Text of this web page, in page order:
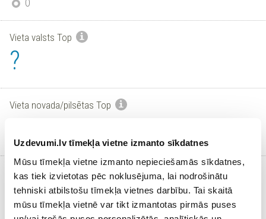
Uzdevumi.lv tīmekļa vietne izmanto sīkdatnes
Mūsu tīmekļa vietne izmanto nepieciešamās sīkdatnes,
kas tiek izvietotas pēc noklusējuma, lai nodrošinātu
tehniski atbilstošu tīmekļa vietnes darbību. Tai skaitā
mūsu tīmekļa vietnē var tikt izmantotas pirmās puses
0
Vieta valsts Top
?
Vieta novada/pilsētas Top
Aktīvi skolēni
0/0